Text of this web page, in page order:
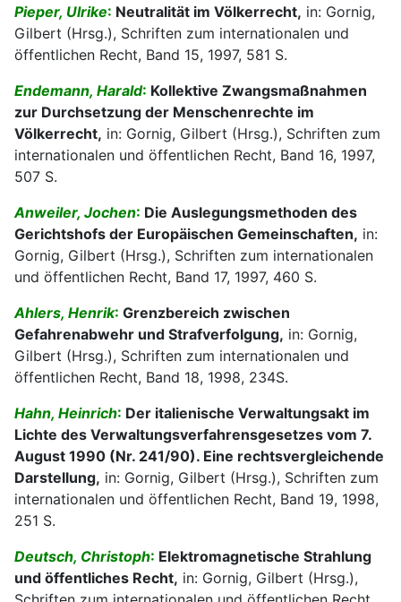
Pieper, Ulrike: Neutralität im Völkerrecht, in: Gornig,
Gilbert (Hrsg.), Schriften zum internationalen und
öffentlichen Recht, Band 15, 1997, 581 S.
Endemann, Harald: Kollektive Zwangsmaßnahmen
zur Durchsetzung der Menschenrechte im
Völkerrecht, in: Gornig, Gilbert (Hrsg.), Schriften zum
internationalen und öffentlichen Recht, Band 16, 1997,
507 S.
Anweiler, Jochen: Die Auslegungsmethoden des
Gerichtshofs der Europäischen Gemeinschaften, in:
Gornig, Gilbert (Hrsg.), Schriften zum internationalen
und öffentlichen Recht, Band 17, 1997, 460 S.
Ahlers, Henrik: Grenzbereich zwischen
Gefahrenabwehr und Strafverfolgung, in: Gornig,
Gilbert (Hrsg.), Schriften zum internationalen und
öffentlichen Recht, Band 18, 1998, 234S.
Hahn, Heinrich: Der italienische Verwaltungsakt im
Lichte des Verwaltungsverfahrensgesetzes vom 7.
August 1990 (Nr. 241/90). Eine rechtsvergleichende
Darstellung, in: Gornig, Gilbert (Hrsg.), Schriften zum
internationalen und öffentlichen Recht, Band 19, 1998,
251 S.
Deutsch, Christoph: Elektromagnetische Strahlung
und öffentliches Recht, in: Gornig, Gilbert (Hrsg.),